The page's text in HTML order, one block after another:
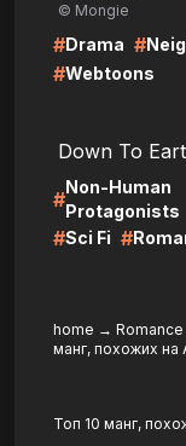
© Mongie
#Drama #
#Webtoons
Down To
#
Non-Human
Protagonists
#Sci Fi #
home → Romance
манг, похожих на
Топ 10 манг,